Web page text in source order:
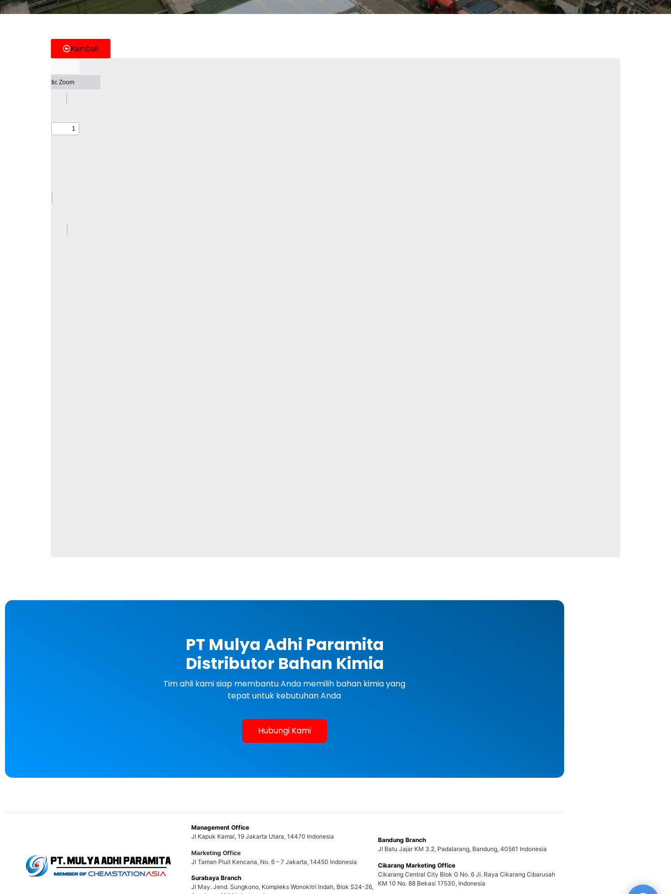
Kembali
PT Mulya Adhi Paramita
Distributor Bahan Kimia
Tim ahli kami siap membantu Anda memilih bahan kimia yang
tepat untuk kebutuhan Anda
Hubungi Kami
Management Office
Jl Kapuk Kamal, 19 Jakarta Utara, 14470 Indonesia
Marketing Office
Jl Taman Pluit Kencana, No. 6 – 7 Jakarta, 14450 Indonesia
Surabaya Branch
Jl May. Jend. Sungkono, Kompleks Wonokitri Indah, Blok S24-26,
Bandung Branch
Jl Batu Jajar KM 3.2, Padalarang, Bandung, 40561 Indonesia
Cikarang Marketing Office
Cikarang Central City Blok G No. 6 Jl. Raya Cikarang Cibarusah
KM 10 No. 88 Bekasi 17530, Indonesia